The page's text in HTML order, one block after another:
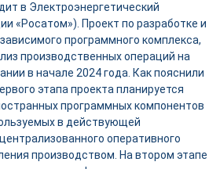
в Электроэнергетический
«Росатом»). Проект по разработке и
программного комплекса,
производственных операций на
в начале 2024 года. Как пояснили
этапа проекта планируется
программных компонентов
в действующей
оперативного
производством. На втором этапе